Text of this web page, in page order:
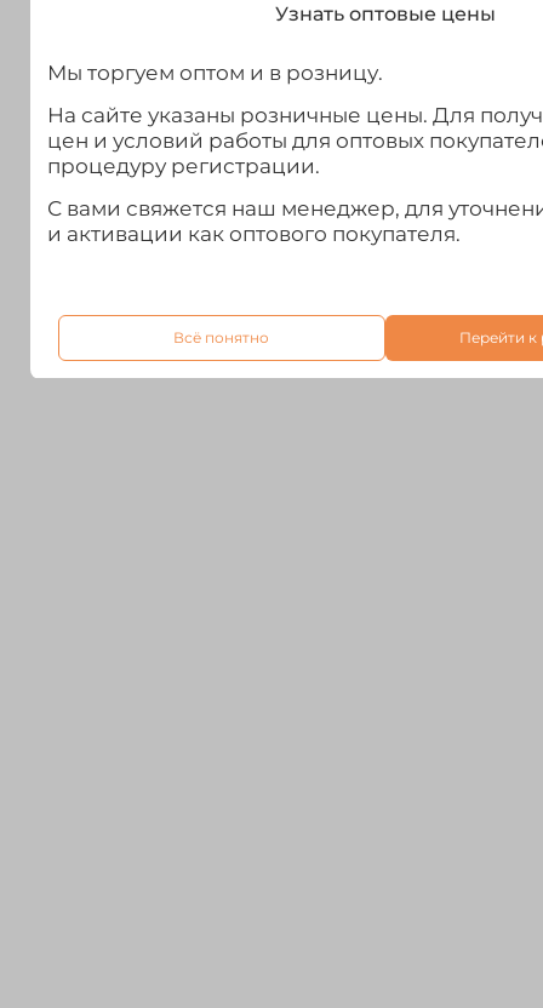
Узнать оптовые цены
Мы торгуем оптом и в розницу.
На сайте указаны розничные цены. Для
цен и условий работы для оптовых
процедуру регистрации.
С вами свяжется наш менеджер, для
и активации как оптового покупателя.
Всё понятно Перейти к